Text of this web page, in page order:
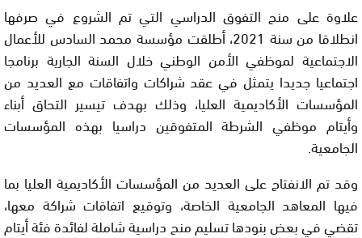
علاوة على منح التفوق الدراسي التي تم الشروع في صرفها
انطلاقا من سنة 2021، أطلقت مؤسسة محمد السادس للأعمال
الاجتماعية لموظفي الأمن الوطني خلال السنة الجارية برنامجا
اجتماعيا جديدا يتمثل في عقد شراكات واتفاقات مع العديد من
المؤسسات الأكاديمية العليا، وذلك بهدف تيسير التحاق أبناء
وأيتام موظفي الشرطة المتفوقين دراسيا بهذه المؤسسات
الجامعية.
وقد تم الانفتاح على العديد من المؤسسات الأكاديمية العليا بما
فيها المعاهد الجامعية الخاصة، وتوقيع اتفاقات شراكة معها،
تقضي في بعض بنودها تسليم منح دراسية شاملة لفائدة فئة أيتام